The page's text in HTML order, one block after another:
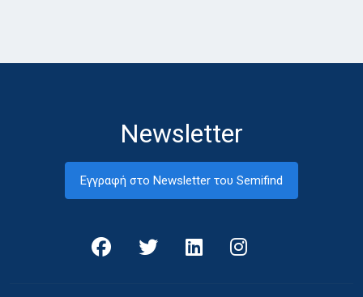
Newsletter
Εγγραφή στο Newsletter του Semifind